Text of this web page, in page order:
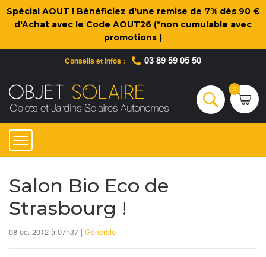
Spécial AOUT ! Bénéficiez d'une remise de 7% dès 90 €
d'Achat avec le Code AOUT26 (*non cumulable avec
promotions )
Conseils et infos : 03 89 59 05 50
Rechercher
0
Salon Bio Eco de
Strasbourg !
08 oct 2012 à 07h37 | Générale